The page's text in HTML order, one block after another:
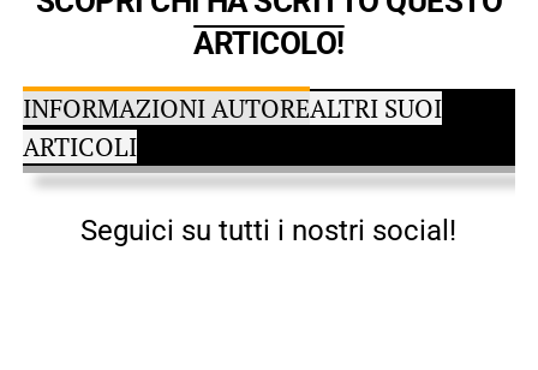
ARTICOLO!
INFORMAZIONI AUTOREALTRI SUOI
ARTICOLI
Seguici su tutti i nostri social!